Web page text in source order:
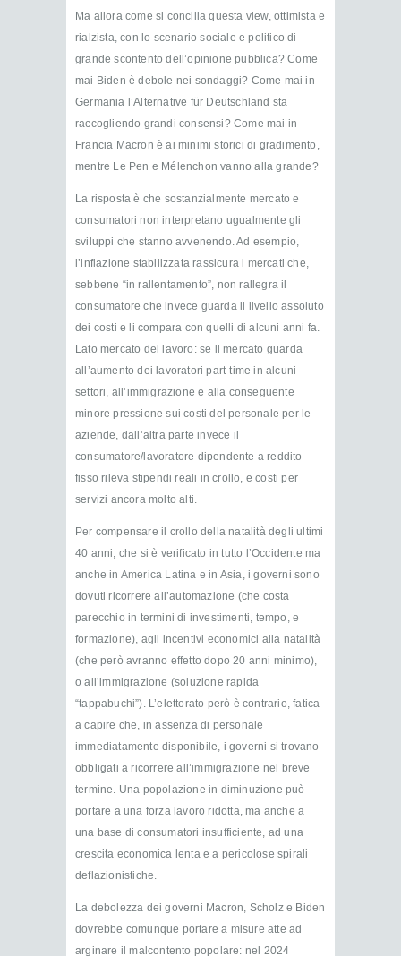
Ma allora come si concilia questa view, ottimista e
rialzista, con lo scenario sociale e politico di
grande scontento dell’opinione pubblica? Come
mai Biden è debole nei sondaggi? Come mai in
Germania l’Alternative für Deutschland sta
raccogliendo grandi consensi? Come mai in
Francia Macron è ai minimi storici di gradimento,
mentre Le Pen e Mélenchon vanno alla grande?
La risposta è che sostanzialmente mercato e
consumatori non interpretano ugualmente gli
sviluppi che stanno avvenendo. Ad esempio,
l’inflazione stabilizzata rassicura i mercati che,
sebbene “in rallentamento”, non rallegra il
consumatore che invece guarda il livello assoluto
dei costi e li compara con quelli di alcuni anni fa.
Lato mercato del lavoro: se il mercato guarda
all’aumento dei lavoratori part-time in alcuni
settori, all’immigrazione e alla conseguente
minore pressione sui costi del personale per le
aziende, dall’altra parte invece il
consumatore/lavoratore dipendente a reddito
fisso rileva stipendi reali in crollo, e costi per
servizi ancora molto alti.
Per compensare il crollo della natalità degli ultimi
40 anni, che si è verificato in tutto l’Occidente ma
anche in America Latina e in Asia, i governi sono
dovuti ricorrere all’automazione (che costa
parecchio in termini di investimenti, tempo, e
formazione), agli incentivi economici alla natalità
(che però avranno effetto dopo 20 anni minimo),
o all’immigrazione (soluzione rapida
“tappabuchi”). L’elettorato però è contrario, fatica
a capire che, in assenza di personale
immediatamente disponibile, i governi si trovano
obbligati a ricorrere all’immigrazione nel breve
termine. Una popolazione in diminuzione può
portare a una forza lavoro ridotta, ma anche a
una base di consumatori insufficiente, ad una
crescita economica lenta e a pericolose spirali
deflazionistiche.
La debolezza dei governi Macron, Scholz e Biden
dovrebbe comunque portare a misure atte ad
arginare il malcontento popolare: nel 2024